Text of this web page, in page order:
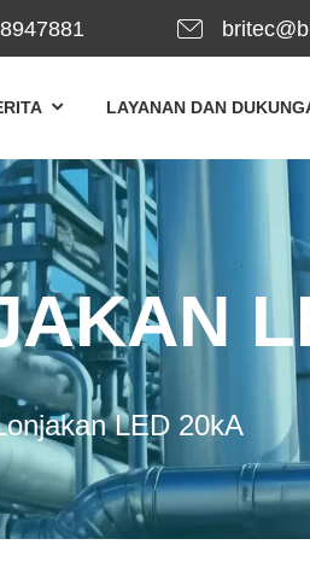
LAYANAN DAN
LED 20kA